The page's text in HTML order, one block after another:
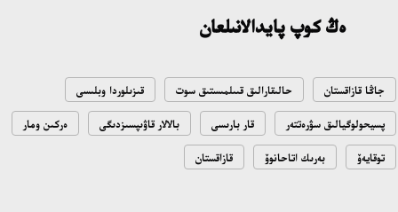
التىن وردا تاريحىن وقىتۋدىڭ يننوۆاسيالىق تاسىلدەرى ەنگىزىلەدى
قازاقستان ۇقك: ۋاقىت سىن-قاتەرلەرى جانە ۇلتتىق مۇددەنى قورعاۋ
17:49، 13 شىلدە 2026
ەڭ كوپ پايدالانىلعان
جاڭا قازاقستان حالىقارالىق قىىلمىستىق سوت قىزىلوردا وبلىسى
پسيحولوگيالىق سۋرەتتەر قار بارىسى بالالار قاۋىپسىزدىگى ەركىن ومار
توقايەۆ بەرىك اتاحانوۆ قازاقستان